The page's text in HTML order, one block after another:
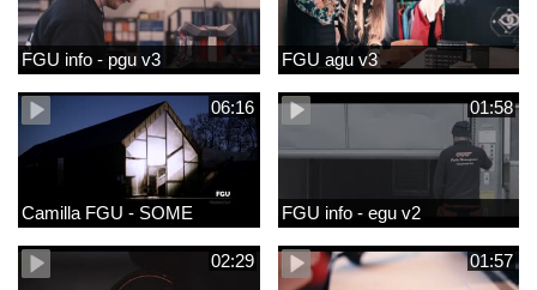
FGU info - pgu v3 FGU agu v3
06:16
Camilla FGU - SOME
01:58
FGU info - egu v2
02:29 01:57